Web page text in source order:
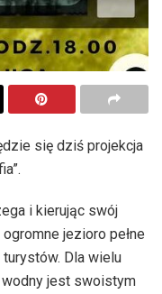
się dziś projekcja
i kierując swój
jezioro pełne
Dla wielu
jest swoistym